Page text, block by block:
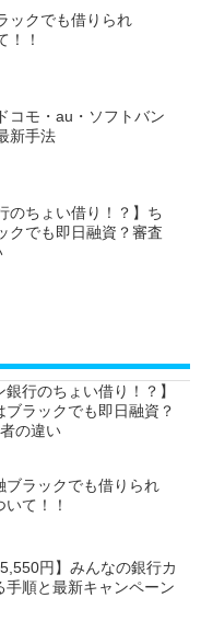
ックでも借りられ
！！
コモ・au・ソフトバン
新手法
のちょい借り！？】ち
クでも即日融資？審査
行のちょい借り！？】
ラックでも即日融資？
の違い
ブラックでも借りられ
て！！
円】みんなの銀行カ
順と最新キャンペーン